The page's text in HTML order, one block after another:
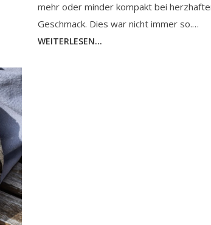
mehr oder minder kompakt bei
Geschmack. Dies war nicht immer so.…
WEITERLESEN...